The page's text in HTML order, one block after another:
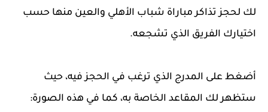
لك لحجز تذاكر مباراة شباب الأهلي والعين منها حسب
اختيارك الفريق الذي تشجعه.
أضغط على المدرج الذي ترغب في الحجز فيه، حيث
ستظهر لك المقاعد الخاصة به، كما في هذه الصورة: